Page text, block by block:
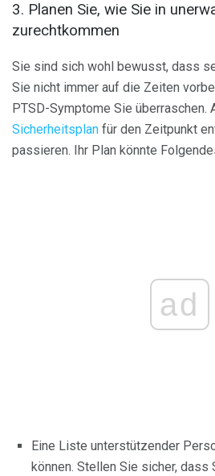
3. Planen Sie, wie Sie in
zurechtkommen
Sie sind sich wohl bewusst, dass
Sie nicht immer auf die Zeiten
PTSD-Symptome Sie überraschen.
Sicherheitsplan für den Zeitpunkt
passieren. Ihr Plan könnte
ad
Eine Liste unterstützender
können. Stellen Sie sicher, dass